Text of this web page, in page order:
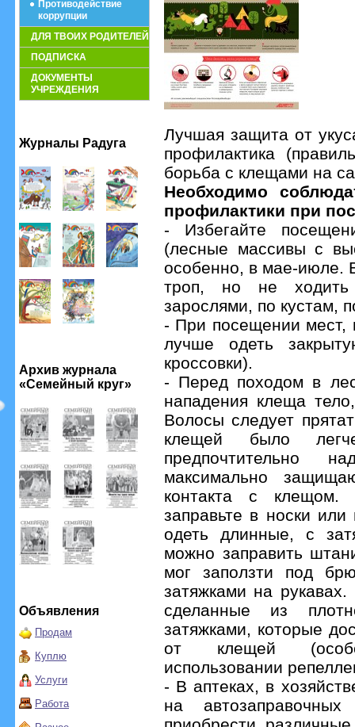
Противодействие
коррупции
ДЛЯ ТВОИХ РОДИТЕЛЕЙ
ПОДПИСКА
ДОКУМЕНТЫ
УЧРЕЖДЕНИЯ
Журналы Радуга
Архив журнала
«Семейный круг»
Объявления
Продам
Куплю
Услуги
Работа
Лучшая защита от
профилактика
борьба с клещами на
Необходимо
профилактики при
- Избегайте
(лесные массивы с
особенно, в мае-июле.
троп, но не
зарослями, по кустам,
- При посещении мест,
лучше одеть
кроссовки).
- Перед походом в
нападения клеща
Волосы следует
клещей было
предпочтительно
максимально
контакта с клещом.
заправьте в носки
одеть длинные, с
можно заправить
мог заползти под
затяжками на
сделанные из
затяжками, которые
от клещей
использовании
- В аптеках, в
на